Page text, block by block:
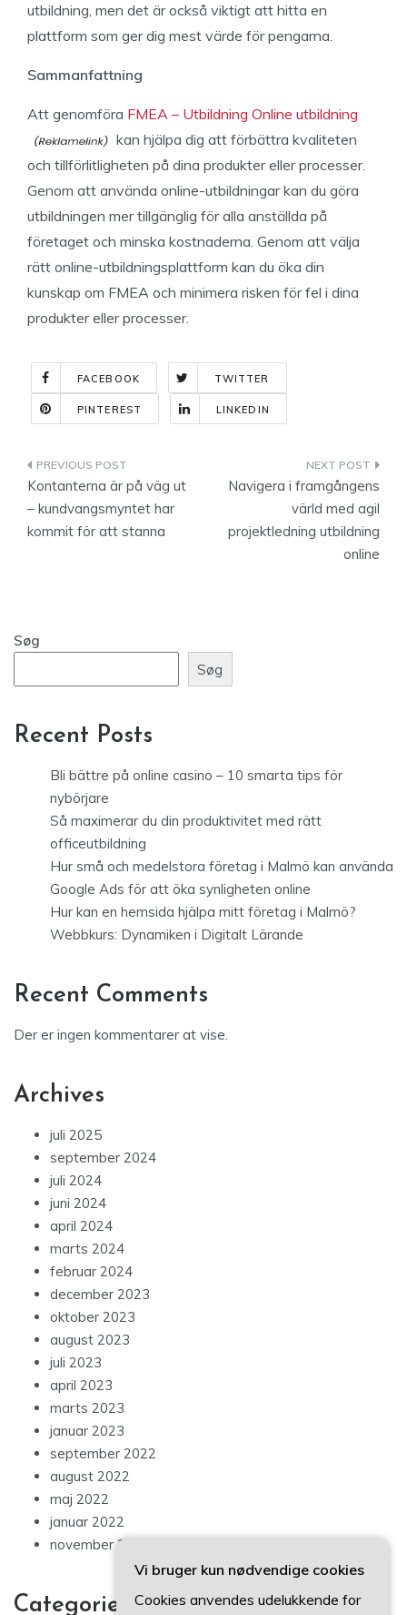
utbildning, men det är också viktigt att hitta en
plattform som ger dig mest värde för pengarna.
Sammanfattning
Att genomföra FMEA – Utbildning Online utbildning
kan hjälpa dig att förbättra kvaliteten
och tillförlitligheten på dina produkter eller processer.
Genom att använda online-utbildningar kan du göra
utbildningen mer tillgänglig för alla anställda på
företaget och minska kostnaderna. Genom att välja
rätt online-utbildningsplattform kan du öka din
kunskap om FMEA och minimera risken för fel i dina
produkter eller processer.
FACEBOOK TWITTER
PINTEREST LINKEDIN
Indlægsnavigation
Kontanterna är på väg ut
– kundvangsmyntet har
kommit för att stanna
Navigera i framgångens
värld med agil
projektledning utbildning
online
Søg
Søg
Recent Posts
Bli bättre på online casino – 10 smarta tips för
nybörjare
Så maximerar du din produktivitet med rätt
officeutbildning
Hur små och medelstora företag i Malmö kan använda
Google Ads för att öka synligheten online
Hur kan en hemsida hjälpa mitt företag i Malmö?
Webbkurs: Dynamiken i Digitalt Lärande
Recent Comments
Der er ingen kommentarer at vise.
Archives
juli 2025
september 2024
juli 2024
juni 2024
april 2024
marts 2024
februar 2024
december 2023
oktober 2023
august 2023
juli 2023
april 2023
marts 2023
januar 2023
september 2022
august 2022
maj 2022
januar 2022
november 2021
Categories
Vi bruger kun nødvendige cookies
Cookies anvendes udelukkende for